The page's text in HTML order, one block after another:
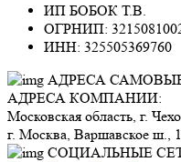
ИП БОБОК Т.В.
ОГРНИП:
ИНН: 325505369760
АДРЕСА
АДРЕСА КОМПАНИИ:
Московская область, г.
г. Москва, Варшавское ш.,
СОЦИАЛЬНЫЕ